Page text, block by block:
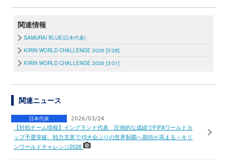
関連情報
SAMURAI BLUE(日本代表)
KIRIN WORLD CHALLENGE 2026 [3/28]
KIRIN WORLD CHALLENGE 2026 [3/31]
関連ニュース
日本代表 2026/03/24
【対戦チーム情報】イングランド代表 圧倒的な成績でFIFAワールドカ
ップ予選突破。戦力充実で15大会ぶりの世界制覇へ期待が高まる～キリ
ンワールドチャレンジ2026